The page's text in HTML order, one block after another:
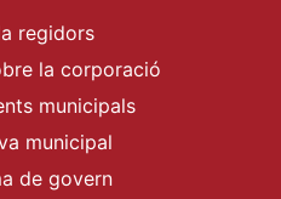
regidors
la corporació
municipals
municipal
de govern